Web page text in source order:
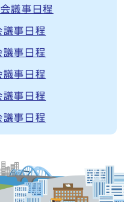
議事日程
事日程
事日程
事日程
事日程
事日程